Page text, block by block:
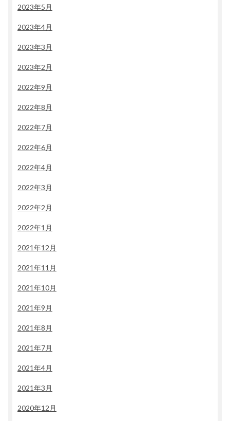
2023年5月
2023年4月
2023年3月
2023年2月
2022年9月
2022年8月
2022年7月
2022年6月
2022年4月
2022年3月
2022年2月
2022年1月
2021年12月
2021年11月
2021年10月
2021年9月
2021年8月
2021年7月
2021年4月
2021年3月
2020年12月